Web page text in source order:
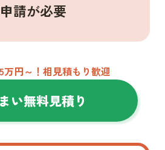
請が必要
万円～！相見積もり歓迎
い無料見積り